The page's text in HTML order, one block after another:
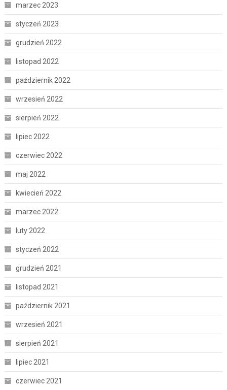
marzec 2023
styczeń 2023
grudzień 2022
listopad 2022
październik 2022
wrzesień 2022
sierpień 2022
lipiec 2022
czerwiec 2022
maj 2022
kwiecień 2022
marzec 2022
luty 2022
styczeń 2022
grudzień 2021
listopad 2021
październik 2021
wrzesień 2021
sierpień 2021
lipiec 2021
czerwiec 2021